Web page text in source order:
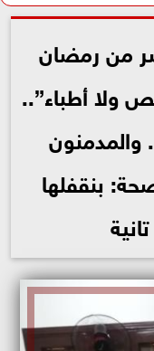
من رمضان
ولا أطباء”..
والمدمنون
بنقفلها